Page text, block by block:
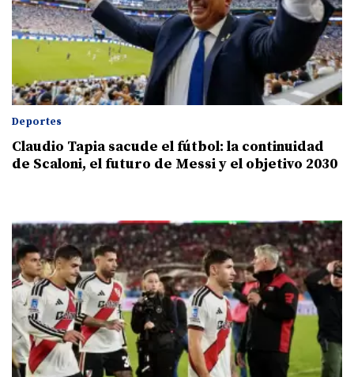
Deportes
Claudio Tapia sacude el fútbol: la continuidad
de Scaloni, el futuro de Messi y el objetivo 2030